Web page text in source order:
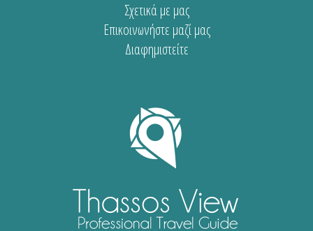
Σχετικά με μας
Επικοινωνήστε μαζί μας
Διαφημιστείτε